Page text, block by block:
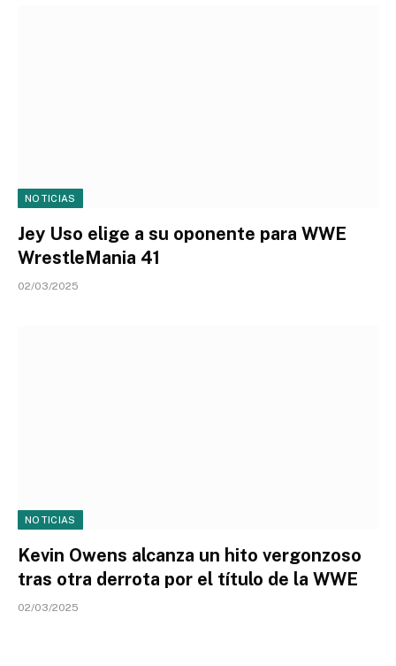
NOTICIAS
Jey Uso elige a su oponente para WWE
WrestleMania 41
02/03/2025
NOTICIAS
Kevin Owens alcanza un hito vergonzoso
tras otra derrota por el título de la WWE
02/03/2025